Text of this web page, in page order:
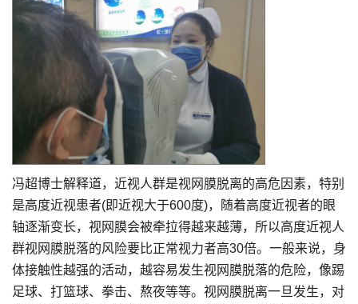
冯超博士解释道，近视人群是视网膜脱离的高危因素，特别
是高度近视患者(即近视大于600度)，随着高度近视者的眼
轴逐渐变长，视网膜会被牵拉得越来越薄，所以高度近视人
群视网膜脱落的风险要比正常视力者高30倍。一般来说，身
体接触性越强的活动，越容易发生视网膜脱落的危险，像踢
足球、打篮球、拳击、熬夜等等。视网膜脱离一旦发生，对